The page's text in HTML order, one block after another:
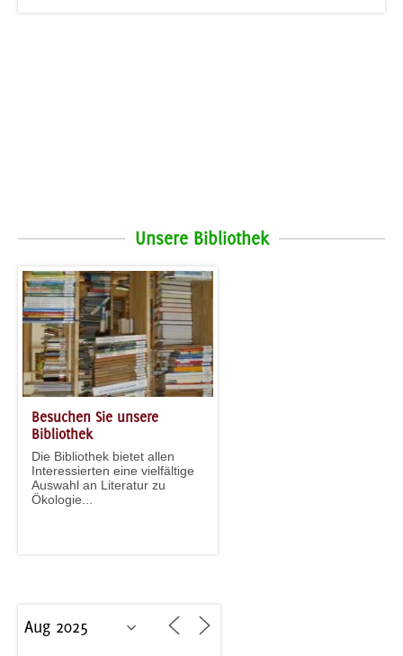
Unsere Bibliothek
Besuchen Sie unsere
Bibliothek
Die Bibliothek bietet allen
Interessierten eine vielfältige
Auswahl an Literatur zu
Ökologie...